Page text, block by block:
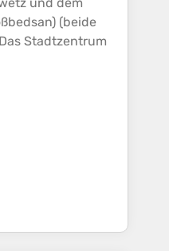
(beide
Stadtzentrum